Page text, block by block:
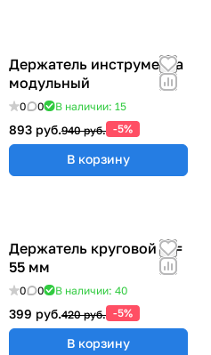
Держатель инструмента
модульный
0 0 В наличии: 15
893 руб.940 руб. -5%
В корзину
Держатель круговой Ø =
55 мм
0 0 В наличии: 40
399 руб.420 руб. -5%
В корзину